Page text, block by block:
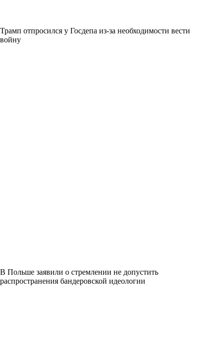
Трамп отпросился у Госдепа из-за необходимости вести
войну
В Польше заявили о стремлении не допустить
распространения бандеровской идеологии